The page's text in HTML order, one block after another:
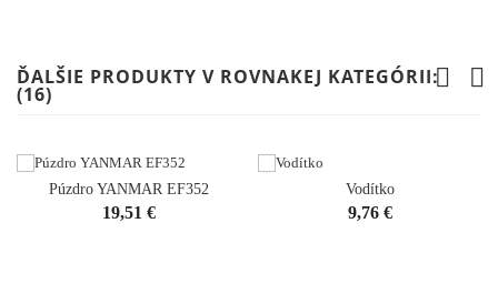
ĎALŠIE PRODUKTY V ROVNAKEJ KATEGÓRII:
(16)
Púzdro YANMAR EF352
Cena
19,51 €
Vodítko
Cena
9,76 €